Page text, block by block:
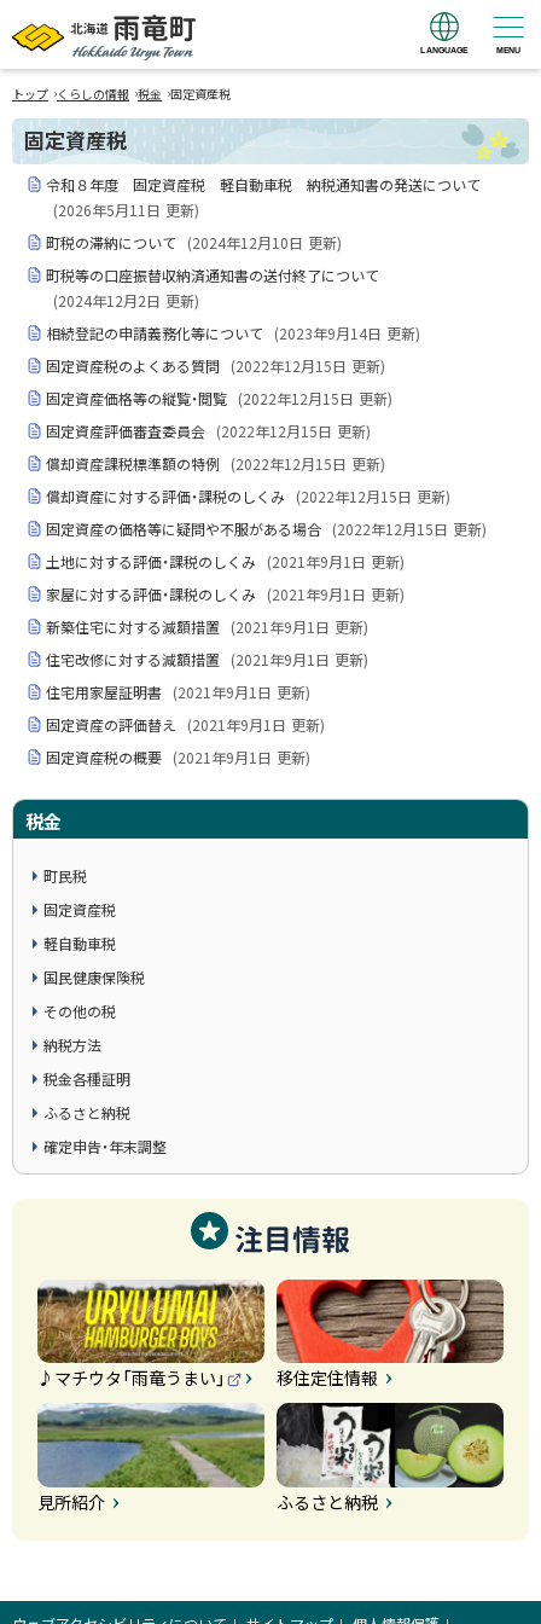
北海道 雨竜町
Hokkaido Uryu
Town
MENU
LANGUAGE
トップ ›くらしの情報 ›税金 ›固定資産税
固定資産税
令和８年度 固定資産税 軽自動車税 納税通知書の発送について
(2026年5月11日 更新)
町税の滞納について
(2024年12月10日 更新)
町税等の口座振替収納済通知書の送付終了について
(2024年12月2日 更新)
相続登記の申請義務化等について
(2023年9月14日 更新)
固定資産税のよくある質問 (2022年12月15日 更新)
固定資産価格等の縦覧・閲覧 (2022年12月15日 更新)
固定資産評価審査委員会 (2022年12月15日 更新)
償却資産課税標準額の特例
(2022年12月15日 更新)
償却資産に対する評価・課税のしくみ
(2022年12月15日 更新)
固定資産の価格等に疑問や不服がある場合 (2022年12月15日 更新)
土地に対する評価・課税のしくみ
(2021年9月1日 更新)
家屋に対する評価・課税のしくみ
(2021年9月1日 更新)
新築住宅に対する減額措置
(2021年9月1日 更新)
住宅改修に対する減額措置
(2021年9月1日 更新)
住宅用家屋証明書 (2021年9月1日 更新)
固定資産の評価替え
(2021年9月1日 更新)
固定資産税の概要 (2021年9月1日 更新)
税金
町民税
固定資産税
軽自動車税
国民健康保険税
その他の税
納税方法
税金各種証明
ふるさと納税
確定申告・年末調整
注目情報
♪マチウタ「雨竜うまい」
外
部
サ
イ
ト
移住定住情報
見所紹介 ふるさと納税